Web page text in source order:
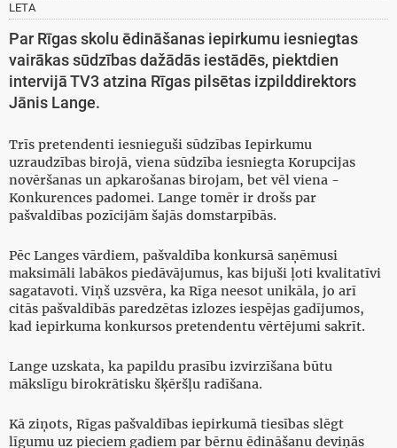
LETA
Par Rīgas skolu ēdināšanas iepirkumu iesniegtas
vairākas sūdzības dažādās iestādēs, piektdien
intervijā TV3 atzina Rīgas pilsētas izpilddirektors
Jānis Lange.
Trīs pretendenti iesnieguši sūdzības Iepirkumu
uzraudzības birojā, viena sūdzība iesniegta Korupcijas
novēršanas un apkarošanas birojam, bet vēl viena -
Konkurences padomei. Lange tomēr ir drošs par
pašvaldības pozīcijām šajās domstarpībās.
Pēc Langes vārdiem, pašvaldība konkursā saņēmusi
maksimāli labākos piedāvājumus, kas bijuši ļoti kvalitatīvi
sagatavoti. Viņš uzsvēra, ka Rīga neesot unikāla, jo arī
citās pašvaldībās paredzētas izlozes iespējas gadījumos,
kad iepirkuma konkursos pretendentu vērtējumi sakrīt.
Lange uzskata, ka papildu prasību izvirzīšana būtu
mākslīgu birokrātisku šķēršļu radīšana.
Kā ziņots, Rīgas pašvaldības iepirkumā tiesības slēgt
līgumu uz pieciem gadiem par bērnu ēdināšanu deviņās